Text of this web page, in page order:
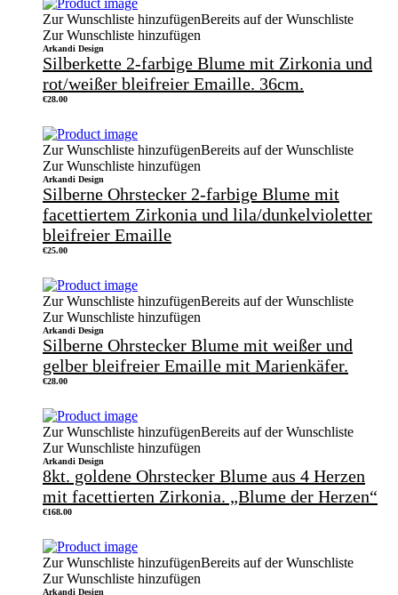
Zur Wunschliste hinzufügenBereits auf der Wunschliste
Zur Wunschliste hinzufügen
Arkandi Design
Silberkette 2-farbige Blume mit Zirkonia und
rot/weißer bleifreier Emaille. 36cm.
€28.00
Zur Wunschliste hinzufügenBereits auf der Wunschliste
Zur Wunschliste hinzufügen
Arkandi Design
Silberne Ohrstecker 2-farbige Blume mit
facettiertem Zirkonia und lila/dunkelvioletter
bleifreier Emaille
€25.00
Zur Wunschliste hinzufügenBereits auf der Wunschliste
Zur Wunschliste hinzufügen
Arkandi Design
Silberne Ohrstecker Blume mit weißer und
gelber bleifreier Emaille mit Marienkäfer.
€28.00
Zur Wunschliste hinzufügenBereits auf der Wunschliste
Zur Wunschliste hinzufügen
Arkandi Design
8kt. goldene Ohrstecker Blume aus 4 Herzen
mit facettierten Zirkonia. „Blume der Herzen“
€168.00
Zur Wunschliste hinzufügenBereits auf der Wunschliste
Zur Wunschliste hinzufügen
Arkandi Design